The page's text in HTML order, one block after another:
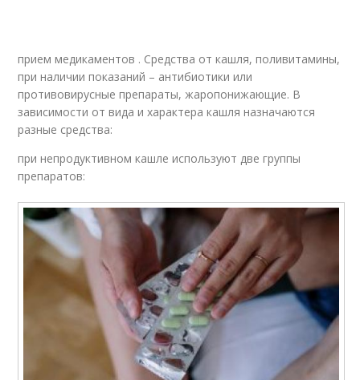
прием медикаментов . Средства от кашля, поливитамины,
при наличии показаний – антибиотики или
противовирусные препараты, жаропонижающие. В
зависимости от вида и характера кашля назначаются
разные средства:
при непродуктивном кашле используют две группы
препаратов: